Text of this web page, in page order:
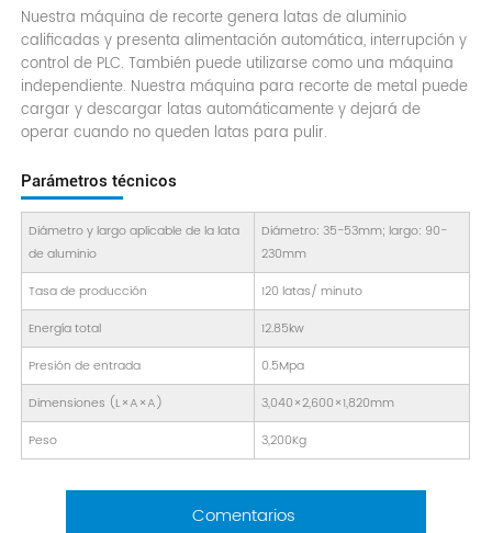
Nuestra máquina de recorte genera latas de aluminio
calificadas y presenta alimentación automática, interrupción y
control de PLC. También puede utilizarse como una máquina
independiente. Nuestra máquina para recorte de metal puede
cargar y descargar latas automáticamente y dejará de
operar cuando no queden latas para pulir.
Parámetros técnicos
Diámetro y largo aplicable de la lata
de aluminio
Diámetro: 35-53mm; largo: 90-
230mm
Tasa de producción
120 latas/ minuto
Energía total
12.85kw
Presión de entrada
0.5Mpa
Dimensiones (L×A×A)
3,040×2,600×1,820mm
Peso
3,200Kg
Comentarios